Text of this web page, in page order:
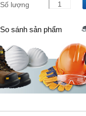
Số lượng
So sánh sản phẩm